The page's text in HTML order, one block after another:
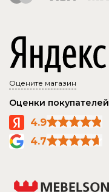
Оцените магазин
Оценки покупателей
4.9
4.7